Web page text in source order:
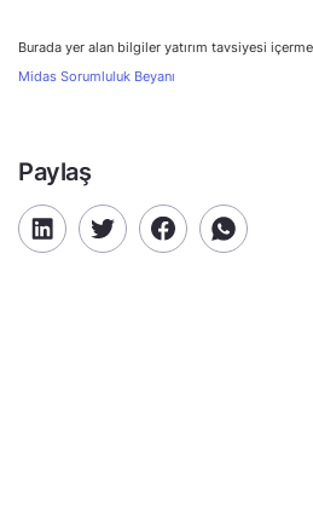
Burada yer alan bilgiler yatırım tavsiyesi
Midas Sorumluluk Beyanı
Paylaş